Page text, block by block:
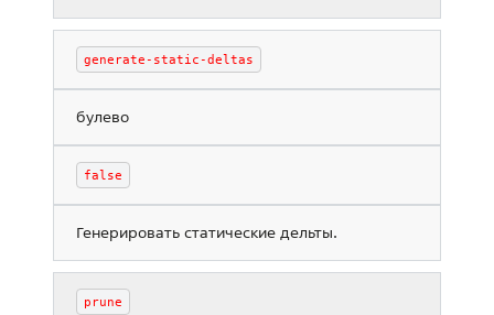
generate-static-deltas
булево
false
Генерировать статические дельты.
prune